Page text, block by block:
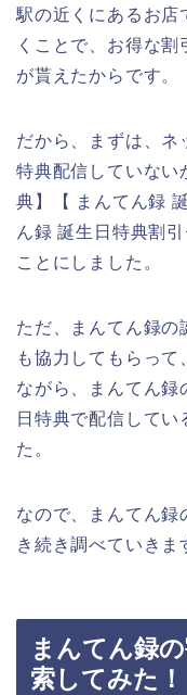
駅の近くにあるお店
くことで、お得な
が貰えたからです。
だから、まずは、ネ
特典配信していない
典】【 まんてん録
ん録 誕生日特典割
ことにしました。
ただ、まんてん録の
も協力してもらっ
ながら、まんてん録
日特典で配信して
た。
なので、まんてん録
き続き調べていきま
まんてん録
索してみた！